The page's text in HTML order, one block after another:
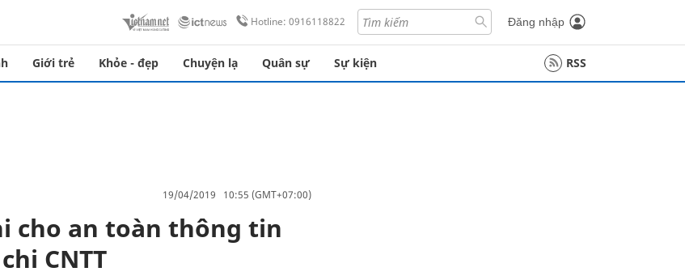
Hotline: 0916118822 Đăng nhập
Giới trẻ Khỏe - đẹp Chuyện lạ Quân sự Sự kiện RSS
19/04/2019 10:55 (GMT+07:00)
cho an toàn thông tin
CNTT